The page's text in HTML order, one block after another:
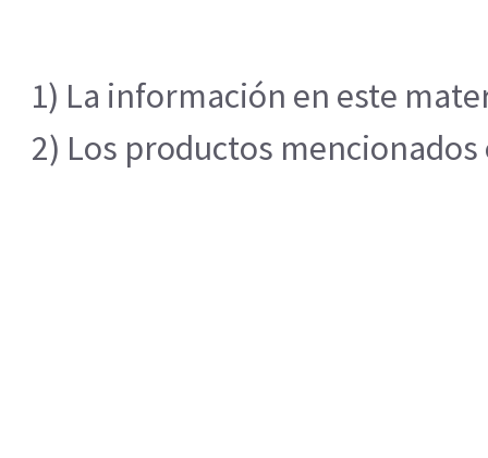
1) La información en este
2) Los productos